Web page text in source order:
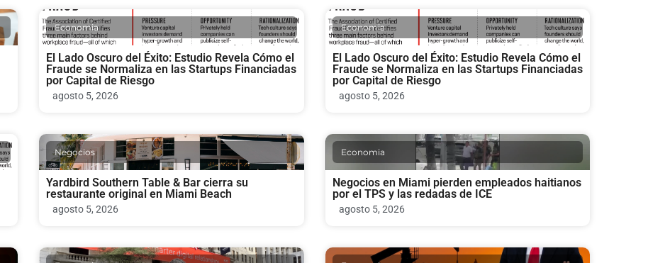
Economia
El Lado Oscuro del Éxito: Estudio Revela Cómo el
Fraude se Normaliza en las Startups Financiadas
por Capital de Riesgo
agosto 5, 2026
Economia
El Lado Oscuro del Éxito: Estudio Revela Cómo el
Fraude se Normaliza en las Startups Financiadas
por Capital de Riesgo
agosto 5, 2026
Negocios
Yardbird Southern Table & Bar cierra su
restaurante original en Miami Beach
agosto 5, 2026
Economia
Negocios en Miami pierden empleados haitianos
por el TPS y las redadas de ICE
agosto 5, 2026